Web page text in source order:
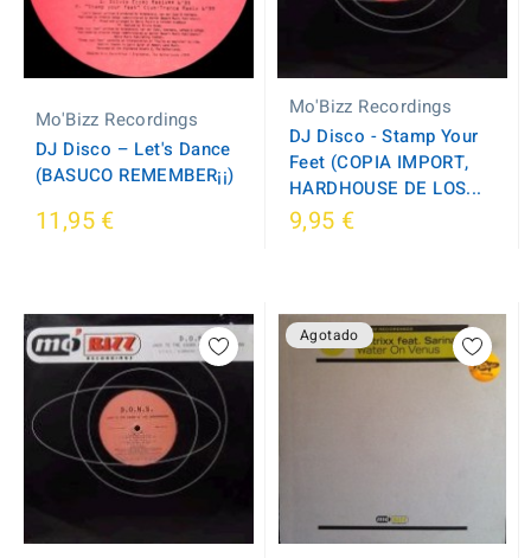
Mo'Bizz Recordings
DJ Disco – Let's Dance
(BASUCO REMEMBER¡¡)
11,95 €
Mo'Bizz Recordings
DJ Disco - Stamp Your
Feet (COPIA IMPORT,
HARDHOUSE DE LOS...
9,95 €
Agotado